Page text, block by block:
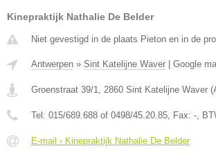
Kinepraktijk Nathalie De Belder
Niet gevestigd in de plaats Pieton en in de
Antwerpen » Sint Katelijne Waver | Google
Groenstraat 39/1 2860 Sint Katelijne Waver (
Tel: 015/689.688 of 0498/45.20.85 , Fax: - ,
E-mail › Kinepraktijk Nathalie De Belder